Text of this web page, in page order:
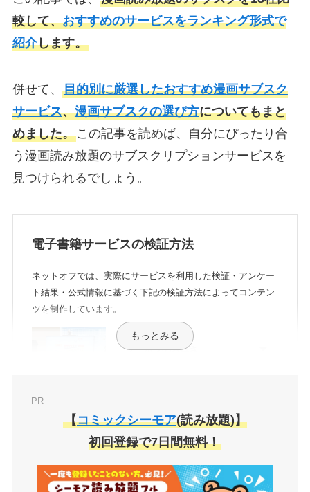
較して、おすすめのサービスをランキング形式で
紹介します。
併せて、 目的別に厳選したおすすめ漫画サブスク
サービス、漫画サブスクの選び方についてもまと
めました。この記事を読めば、自分にぴったり合
う漫画読み放題のサブスクリプションサービスを
見つけられるでしょう。
電子書籍サービスの検証方法
ネットオフでは、実際にサービスを利用した検証・アンケー
ト結果・公式情報に基づく下記の検証方法によってコンテン
ツを制作しています。
クーポンのお得さ
もっとみる
PR
【コミックシーモア(読み放題)】
初回登録で7日間無料！